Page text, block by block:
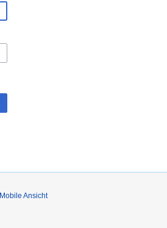
Mobile Ansicht